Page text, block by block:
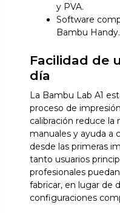
y PVA.
Software
Bambu Handy.
Facilidad de
día
La Bambu Lab A1
proceso de
calibración reduce la
manuales y ayuda a
desde las primeras
tanto usuarios
profesionales
fabricar, en lugar de
configuraciones